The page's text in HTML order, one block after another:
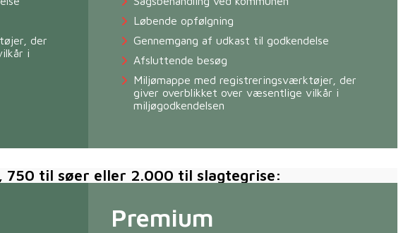
der
i
Løbende opfølgning
Gennemgang af udkast til godkendelse
Afsluttende besøg
Miljømappe med registreringsværktøjer, der
giver overblikket over væsentlige vilkår i
miljøgodkendelsen
til søer eller 2.000 til slagtegrise:
Premium